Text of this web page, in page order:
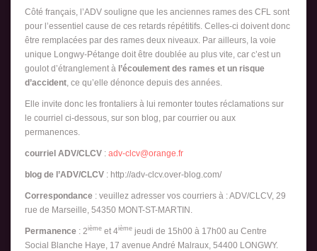
Côté français, l’ADV souligne que les anciennes rames des CFL sont
pour l’essentiel cause de ces retards répétitifs. Celles-ci doivent donc
être remplacées par des rames deux niveaux. Par ailleurs, la voie
unique Longwy-Pétange doit être doublée au plus vite, car c’est un
goulot d’étranglement à l’écoulement des rames et un risque
d’accident, ce qu’elle dénonce depuis des années.
Elle invite donc les frontaliers à lui remonter toutes réclamations sur
le courriel ci-dessous, sur son blog, par courrier ou aux
permanences.
courriel ADV/CLCV : adv-clcv@orange.fr
blog de l’ADV/CLCV : http://adv-clcv.over-blog.com/
Correspondance : veuillez adresser vos courriers à : ADV/CLCV, 29
rue de Marseille, 54350 MONT-ST-MARTIN.
Permanence : 2ième et 4ième jeudi de 15h00 à 17h00 au Centre
Social Blanche Haye, 17 avenue André Malraux, 54400 LONGWY.